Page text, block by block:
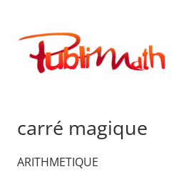
contenu
Publimath
carré magique
ARITHMETIQUE